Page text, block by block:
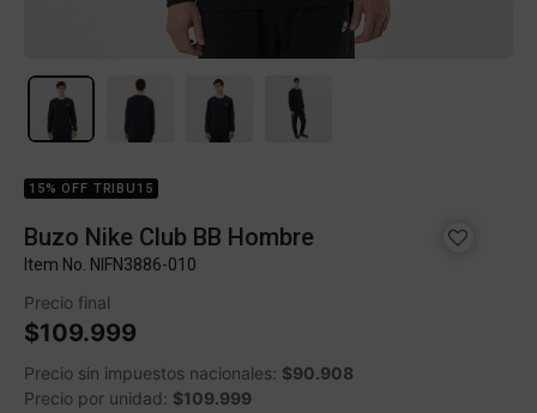
15% OFF TRIBU15
Buzo Nike Club BB Hombre
Item No. NIFN3886-010
Precio final
$109.999
Precio sin impuestos nacionales: $90.908
Precio por unidad: $109.999